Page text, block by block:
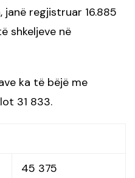
regjistruar 16.885
shkeljeve në
ka të bëjë me
31 833.
45 375